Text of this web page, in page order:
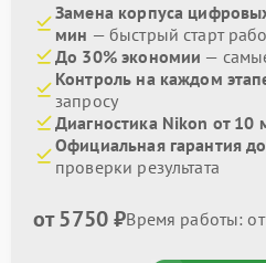
Замена корпуса
мин — быстрый старт
До 30% экономии —
Контроль на каждом
запросу
Диагностика Nikon от 10
Официальная гарантия
проверки результата
от 5750 ₽Время работы: